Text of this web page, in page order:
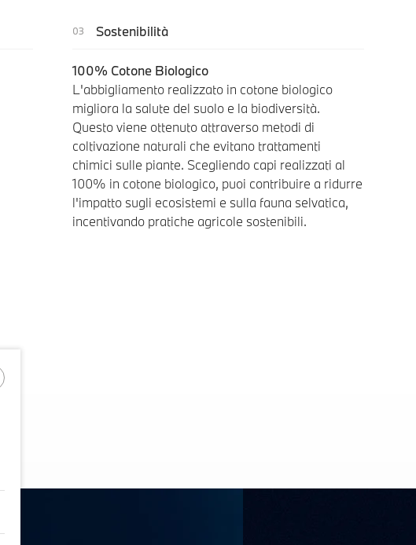
Sostenibilità
100% Cotone Biologico
L'abbigliamento realizzato in cotone biologico
migliora la salute del suolo e la biodiversità.
Questo viene ottenuto attraverso metodi di
coltivazione naturali che evitano trattamenti
chimici sulle piante. Scegliendo capi realizzati al
100% in cotone biologico, puoi contribuire a ridurre
l'impatto sugli ecosistemi e sulla fauna selvatica,
incentivando pratiche agricole sostenibili.